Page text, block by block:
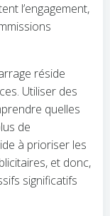
l’engagement,
réside
Utiliser des
quelles
de
à prioriser les
et donc,
significatifs